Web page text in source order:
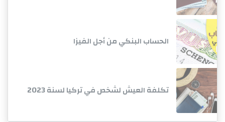
الحساب البنكي من أجل الفيزا
تكلفة العيش لشخص في تركيا لسنة 2023